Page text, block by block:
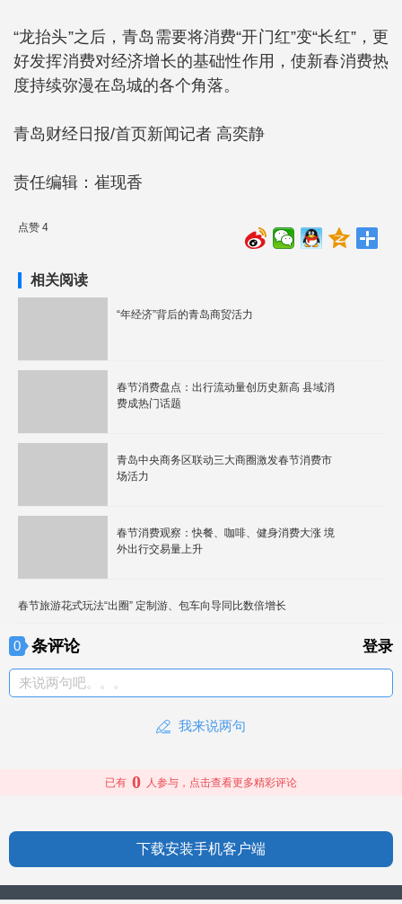
“龙抬头”之后，青岛需要将消费“开门红”变“长红”，更
好发挥消费对经济增长的基础性作用，使新春消费热
度持续弥漫在岛城的各个角落。
青岛财经日报/首页新闻记者 高奕静
责任编辑：崔现香
点赞 4
相关阅读
“年经济”背后的青岛商贸活力
春节消费盘点：出行流动量创历史新高 县域消
费成热门话题
青岛中央商务区联动三大商圈激发春节消费市
场活力
春节消费观察：快餐、咖啡、健身消费大涨 境
外出行交易量上升
春节旅游花式玩法“出圈” 定制游、包车向导同比数倍增长
0 条评论 登录
来说两句吧。。。
我来说两句
已有 0 人参与，点击查看更多精彩评论
下载安装手机客户端